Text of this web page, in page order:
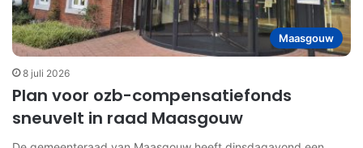
Maasgouw
8 juli 2026
Plan voor ozb-compensatiefonds
sneuvelt in raad Maasgouw